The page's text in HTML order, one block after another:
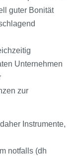
guter Bonität
Unternehmen
zur
Instrumente,
notfalls (dh